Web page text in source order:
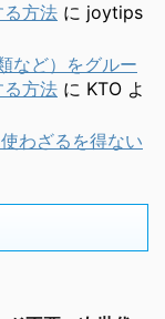
方法 に joytips
など）をグルー
方法 に KTO よ
わざるを得ない